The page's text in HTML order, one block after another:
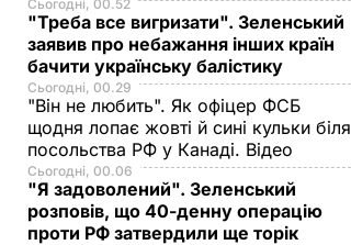
Сьогодні, 00.52
"Треба все вигризати". Зеленський
заявив про небажання інших країн
бачити українську балістику
Сьогодні, 00.29
"Він не любить". Як офіцер ФСБ
щодня лопає жовті й сині кульки біля
посольства РФ у Канаді. Відео
Сьогодні, 00.06
"Я задоволений". Зеленський
розповів, що 40-денну операцію
проти РФ затвердили ще торік